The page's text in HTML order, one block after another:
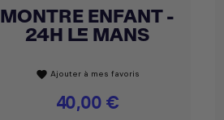
Achat express
MONTRE ENFANT -
24H LE MANS
favorite Ajouter à mes favoris
Prix
40,00 €